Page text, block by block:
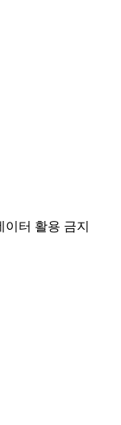
터 활용 금지